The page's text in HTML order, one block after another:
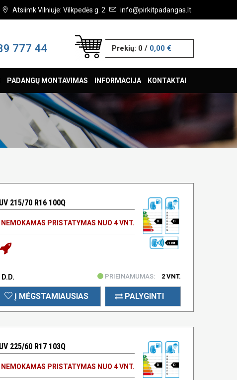
Atsiimk Vilniuje: Vilkpedės g. 2 info@pirkitpadangas.lt
777 44 Prekių: 0/ 0,00 €
PADANGŲ MONTAVIMAS INFORMACIJA KONTAKTAI
215/70 R16 100Q
NEMOKAMAS PRISTATYMAS NUO 4 VNT. D D
71 DB
PRIEINAMUMAS: 2 VNT.
Į MĖGSTAMIAUSIAS PALYGINTI
225/60 R17 103Q
NEMOKAMAS PRISTATYMAS NUO 4 VNT. D D